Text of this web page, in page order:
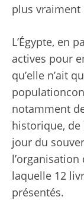
plus vraiment
L’Égypte, en
actives pour
qu’elle n’ait
population
notamment
historique, de
jour du
laquelle 12
présentés.